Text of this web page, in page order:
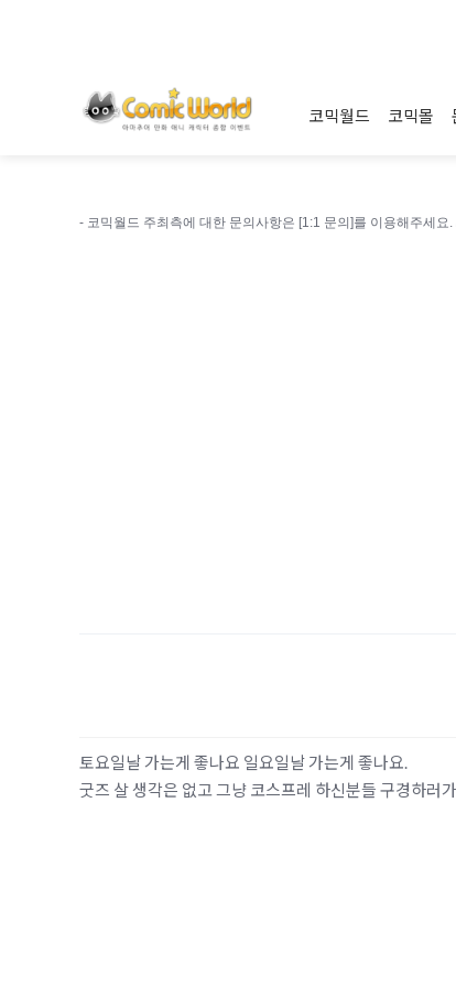
코믹월드 코믹몰
- 코믹월드 주최측에 대한 문의사항은 [1:1 문의]를 이용해주세요.
토요일날 가는게 좋나요 일요일날 가는게 좋나요.
굿즈 살 생각은 없고 그냥 코스프레 하신분들 구경하러